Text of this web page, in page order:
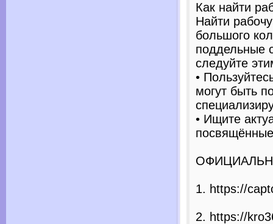
Как найти
Найти
большого
поддельные
следуйте
•
могут быть
• Ищите
1. https://
2. https://